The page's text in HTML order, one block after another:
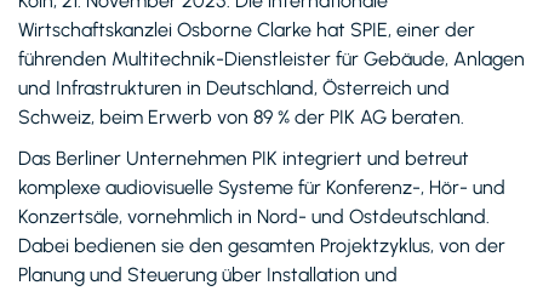
Wirtschaftskanzlei Osborne Clarke hat SPIE, einer der
führenden Multitechnik-Dienstleister für Gebäude, Anlagen
und Infrastrukturen in Deutschland, Österreich und
Schweiz, beim Erwerb von 89 % der PIK AG beraten.
Das Berliner Unternehmen PIK integriert und betreut
komplexe audiovisuelle Systeme für Konferenz-, Hör- und
Konzertsäle, vornehmlich in Nord- und Ostdeutschland.
Dabei bedienen sie den gesamten Projektzyklus, von der
Planung und Steuerung über Installation und